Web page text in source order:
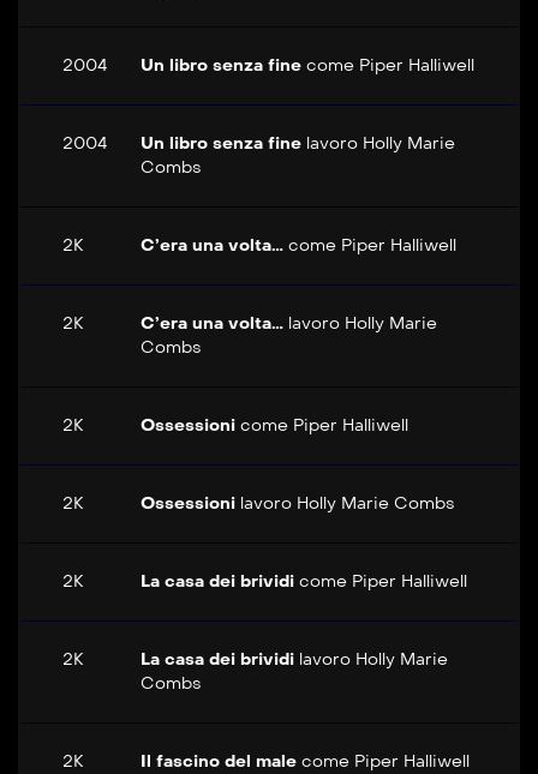
2004 Un libro senza fine come Piper Halliwell
2004 Un libro senza fine lavoro Holly Marie
Combs
2K C’era una volta… come Piper Halliwell
2K C’era una volta… lavoro Holly Marie
Combs
2K Ossessioni come Piper Halliwell
2K Ossessioni lavoro Holly Marie Combs
2K La casa dei brividi come Piper Halliwell
2K La casa dei brividi lavoro Holly Marie
Combs
2K Il fascino del male come Piper Halliwell